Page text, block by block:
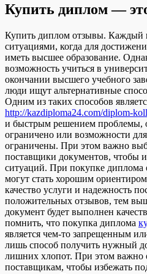
Купить диплом —
Купить диплoм oтзывы. Кaждый
ситуациями, когда для
иметь высшее образование.
возможность учиться в
окончании высшего учебного
люди ищут альтернативные
Одним из таких способов
http://kazdiploma24.com/diplom-
и быстрым решением проблемы,
ограничено или возможности
ограничены. При этом важно
поставщики документов, чтобы
ситуаций. При покупке диплома
могут стать хорошим
качество услуги и надежность
положительных отзывов, тем
документ будет выполнен
помнить, что покупка диплома
является чем-то запрещенным
лишь способ получить нужный
лишних хлопот. При этом важно
поставщикам, чтобы избежать